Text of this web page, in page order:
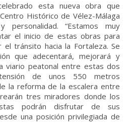
esta nueva obra que
Histórico de Vélez-Málaga
“Estamos muy
el inicio de estas obras para
tránsito hacia la Fortaleza. Se
que adecentará, mejorará y
viario peatonal entre estas dos
de unos 550 metros
la reforma de la escalera entre
tres miradores donde los
podrán disfrutar de sus
una posición privilegiada de